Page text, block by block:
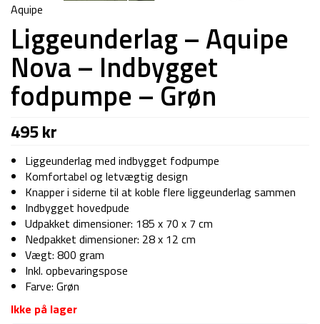
Aquipe
Liggeunderlag – Aquipe
Nova – Indbygget
fodpumpe – Grøn
495kr
Liggeunderlag med indbygget fodpumpe
Komfortabel og letvægtig design
Knapper i siderne til at koble flere liggeunderlag sammen
Indbygget hovedpude
Udpakket dimensioner: 185 x 70 x 7 cm
Nedpakket dimensioner: 28 x 12 cm
Vægt: 800 gram
Inkl. opbevaringspose
Farve: Grøn
Ikke på lager